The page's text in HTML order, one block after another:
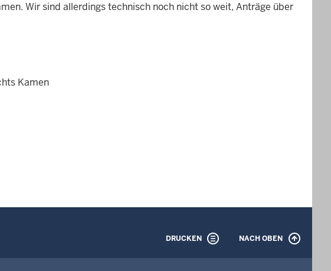
Wir sind allerdings technisch noch nicht so weit, Anträge über
Kamen
DRUCKEN NACH OBEN